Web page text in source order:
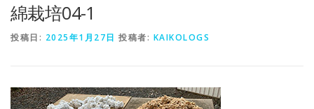
綿栽培04-1
投稿日: 2025年1月27日 投稿者: KAIKOLOGS